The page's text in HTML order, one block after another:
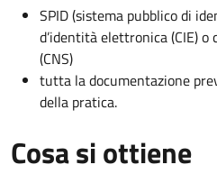
SPID (sistema pubblico di
d’identità elettronica (CIE)
(CNS)
tutta la documentazione
della pratica.
Cosa si ottiene